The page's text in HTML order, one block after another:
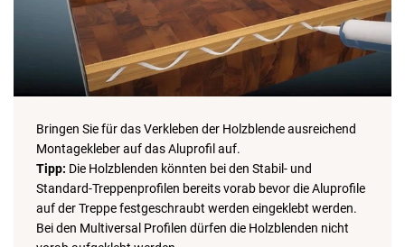
Bringen Sie für das Verkleben der Holzblende ausreichend
Montagekleber auf das Aluprofil auf.
Tipp: Die Holzblenden könnten bei den Stabil- und
Standard-Treppenprofilen bereits vorab bevor die Aluprofile
auf der Treppe festgeschraubt werden eingeklebt werden.
Bei den Multiversal Profilen dürfen die Holzblenden nicht